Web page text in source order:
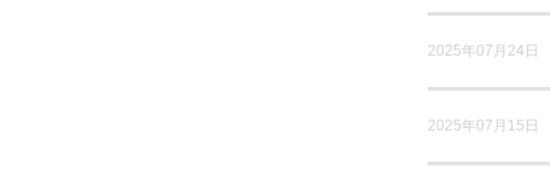
2025年07月24日
2025年07月15日